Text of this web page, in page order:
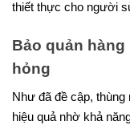
thiết thực cho người
Bảo quản
hỏng
Như đã đề cập, thùng
hiệu quả nhờ khả